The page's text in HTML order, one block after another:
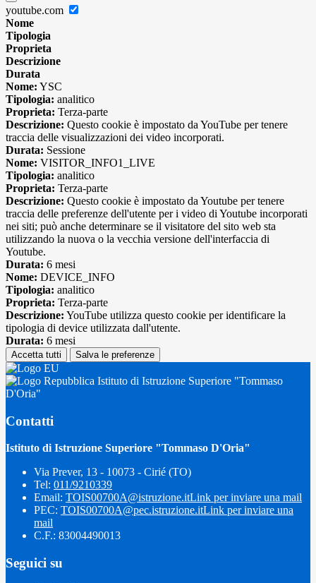
youtube.com
Nome
Tipologia
Proprieta
Descrizione
Durata
Nome: YSC
Tipologia: analitico
Proprieta: Terza-parte
Descrizione: Questo cookie è impostato da YouTube per tenere
traccia delle visualizzazioni dei video incorporati.
Durata: Sessione
Nome: VISITOR_INFO1_LIVE
Tipologia: analitico
Proprieta: Terza-parte
Descrizione: Questo cookie è impostato da Youtube per tenere
traccia delle preferenze dell'utente per i video di Youtube incorporati
nei siti; può anche determinare se il visitatore del sito web sta
utilizzando la nuova o la vecchia versione dell'interfaccia di
Youtube.
Durata: 6 mesi
Nome: DEVICE_INFO
Tipologia: analitico
Proprieta: Terza-parte
Descrizione: YouTube utilizza questo cookie per identificare la
tipologia di device utilizzata dall'utente.
Durata: 6 mesi
Accetta tutti Salva le preferenze
Istituto di Istruzione Superiore "Tommaso
D'Oria"
Contatti
Istituto di Istruzione Superiore "Tommaso D'Oria"
Via Prever, 13 - 10073 - Cirié (TO)
Tel: 011/9210339
Email: TOIS00700A@istruzione.itLink per inviare una mail
PEC: TOIS00700A@pec.istruzione.itLink per inviare una
mail
C.F.: 83004490013
Seguici su